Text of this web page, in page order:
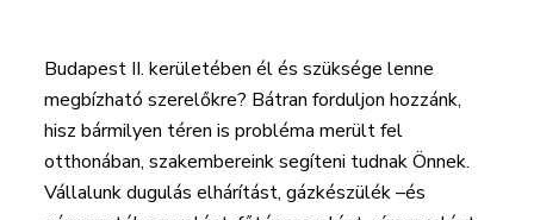
Budapest II. kerületében él és szüksége lenne
megbízható szerelőkre? Bátran forduljon hozzánk,
hisz bármilyen téren is probléma merült fel
otthonában, szakembereink segíteni tudnak Önnek.
Vállalunk dugulás elhárítást, gázkészülék –és